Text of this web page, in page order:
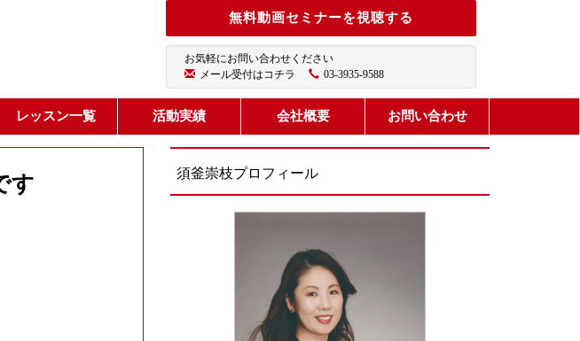
無料動画セミナーを視聴する
お気軽にお問い合わせください
メール受付はコチラ
03-3935-9588
レッスン一覧 活動実績 会社概要 お問い合わせ
す 須釜崇枝プロフィール